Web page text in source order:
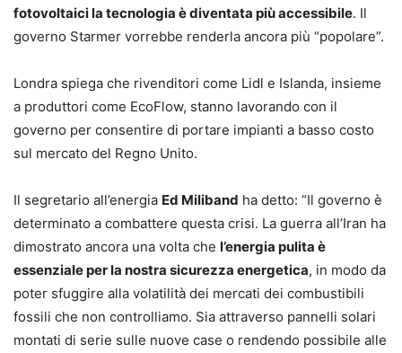
fotovoltaici la tecnologia è diventata più accessibile. Il
governo Starmer vorrebbe renderla ancora più “popolare”.
Londra spiega che rivenditori come Lidl e Islanda, insieme
a produttori come EcoFlow, stanno lavorando con il
governo per consentire di portare impianti a basso costo
sul mercato del Regno Unito.
Il segretario all’energia Ed Miliband ha detto: “Il governo è
determinato a combattere questa crisi. La guerra all’Iran ha
dimostrato ancora una volta che l’energia pulita è
essenziale per la nostra sicurezza energetica, in modo da
poter sfuggire alla volatilità dei mercati dei combustibili
fossili che non controlliamo. Sia attraverso pannelli solari
montati di serie sulle nuove case o rendendo possibile alle